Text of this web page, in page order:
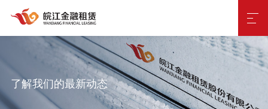
了解我们的最新动态